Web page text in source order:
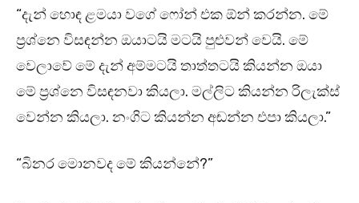
“දැන් හොඳ ළමයා වගේ ෆෝන් එක ඕන් කරන්න. මේ
ප්‍රශ්නෙ විසඳන්න ඔයාටයි මටයි පුළුවන් වෙයි. මේ
වෙලාවේ මේ දැන් අම්මටයි තාත්තටයි කියන්න ඔයා
මේ ප්‍රශ්නෙ විසඳනවා කියලා. මල්ලිට කියන්න රිලැක්ස්
වෙන්න කියලා. නංගිට කියන්න අඬන්න එපා කියලා.”
“බිනර මොනවද මේ කියන්නේ?”